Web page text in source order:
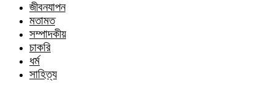
জীবনযাপন
মতামত
সম্পাদকীয়
চাকরি
ধর্ম
সাহিত্য